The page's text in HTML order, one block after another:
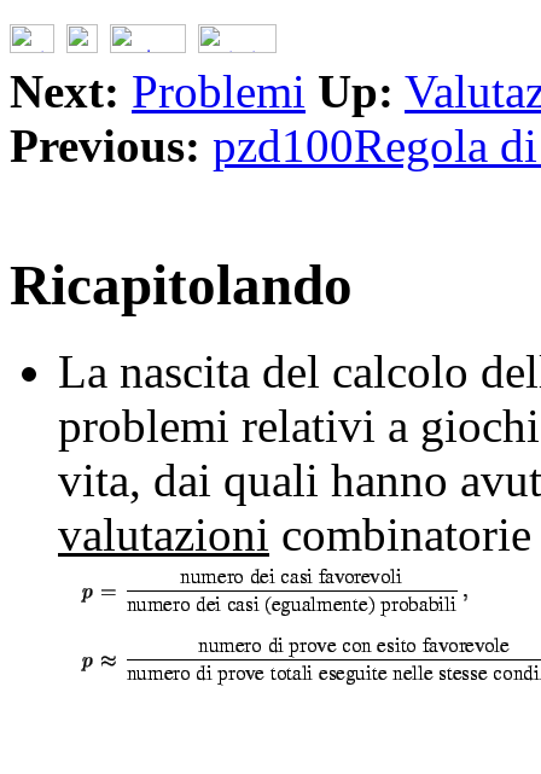
Next: Problemi Up:
Previous: pzd100Regola
Ricapitolando
La nascita del calcolo
problemi relativi a
vita, dai quali hanno
valutazioni